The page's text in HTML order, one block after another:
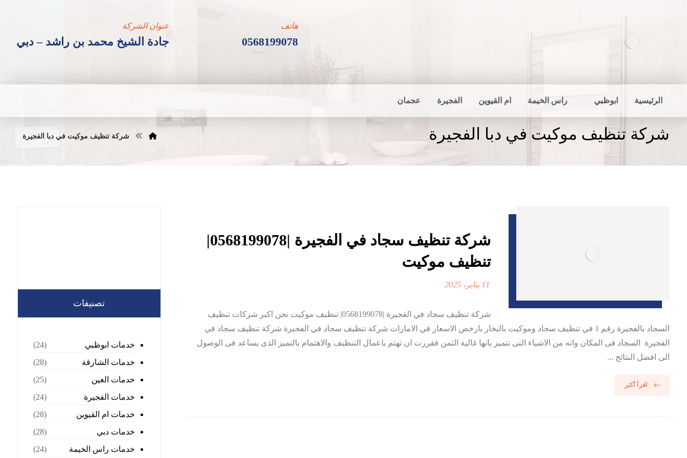
عنوان الشركة
جادة الشيخ محمد بن راشد – دبي
هاتف
0568199078
الرئيسية ابوظبي راس الخيمة ام القيوين الفجيرة عجمان
شركة تنظيف موكيت في دبا الفجيرة شركة تنظيف موكيت في دبا الفجيرة
شركة تنظيف سجاد في الفجيرة |0568199078|
تنظيف موكيت
11 يناير، 2025
شركة تنظيف سجاد في الفجيرة |0568199078| تنظيف موكيت نحن اكبر شركات تنظيف
السجاد بالفجيرة رقم 1 في تنظيف سجاد وموكيت بالبخار بارخص الاسعار في الامارات شركة تنظيف سجاد في الفجيرة شركة تنظيف سجاد في
الفجيرة السجاد فى المكان وانه من الاشياء التى تتميز بانها غالية الثمن فقررت ان تهتم باعمال التنظيف والاهتمام بالتميز الذى يساعد فى الوصول
الى افضل النتائج ...
اقرأ أكثر
تصنيفات
خدمات ابوظبي
(24)
خدمات الشارقة
(28)
خدمات العين
(25)
خدمات الفجيرة
(24)
خدمات ام القيوين
(28)
خدمات دبي
(28)
خدمات راس الخيمة
(24)